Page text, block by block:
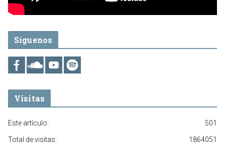
Síguenos
Visitas
501
Este artículo:
1864051
Total de visitas: